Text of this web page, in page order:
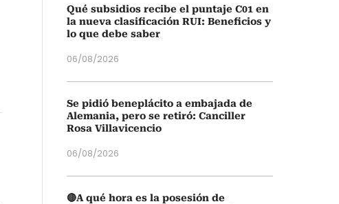
Qué subsidios recibe el puntaje C01 en
la nueva clasificación RUI: Beneficios y
lo que debe saber
06/08/2026
Se pidió beneplácito a embajada de
Alemania, pero se retiró: Canciller
Rosa Villavicencio
06/08/2026
🔴A qué hora es la posesión de